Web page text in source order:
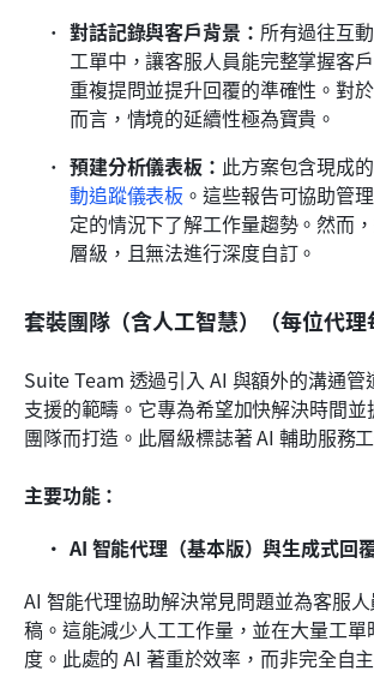
對話記錄與客戶背景： 所有過往互
工單中，讓客服人員能完整掌握客
重複提問並提升回覆的準確性。對
而言，情境的延續性極為寶貴。
預建分析儀表板： 此方案包含現成的
動追蹤儀表板 。這些報告可協助管
定的情況下了解工作量趨勢。然而
層級，且無法進行深度自訂。
套裝團隊（含人工智慧）（每位代理
Suite Team 透過引入 AI 與額外的溝通管
支援的範疇。它專為希望加快解決時間並
團隊而打造。此層級標誌著 AI 輔助服務
主要功能：
AI 智能代理（基本版）與生成式回
AI 智能代理協助解決常見問題並為客服
稿。這能減少人工工作量，並在大量工單
度。此處的 AI 著重於效率，而非完全自主